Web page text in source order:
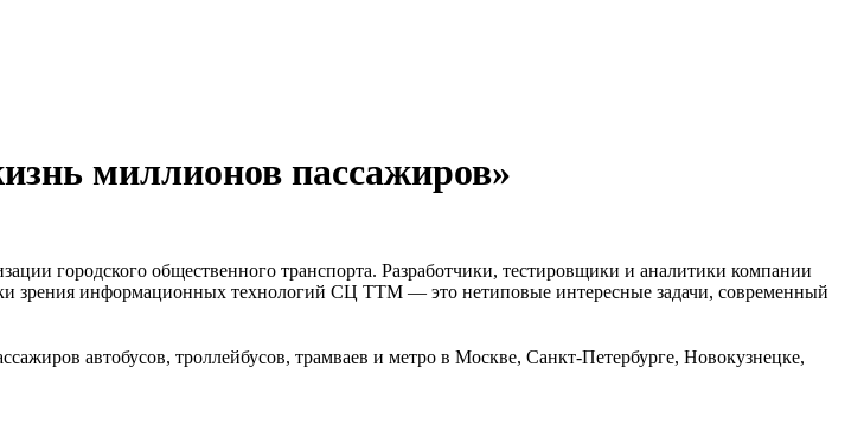
миллионов пассажиров»
городского общественного транспорта. Разработчики, тестировщики и аналитики компании
зрения информационных технологий СЦ ТТМ — это нетиповые интересные задачи, современный
автобусов, троллейбусов, трамваев и метро в Москве, Санкт-Петербурге, Новокузнецке,